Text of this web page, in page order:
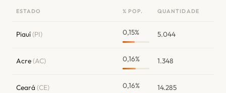
ESTADO % POP. QUANTIDADE
Piauí(PI) 0,15% 5.044
Acre(AC) 0,16% 1.348
Ceará (CE) 0,16% 14.285